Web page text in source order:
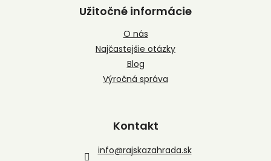
Užitočné informácie
O nás
Najčastejšie otázky
Blog
Výročná správa
Kontakt
info@rajskazahrada.sk